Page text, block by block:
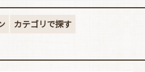
カテゴリで探す